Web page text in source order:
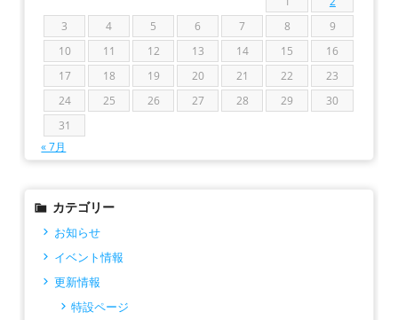
3
4 5 6 7 8
9
10
11 12 13 14 15
16
17
18 19 20 21 22
23
24
25 26 27 28 29
30
31
« 7月
カテゴリー
お知らせ
イベント情報
更新情報
特設ページ